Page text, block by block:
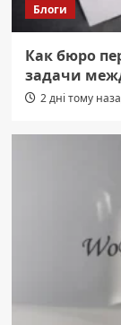
Блоги
Как бюро
задачи
2 дні тому